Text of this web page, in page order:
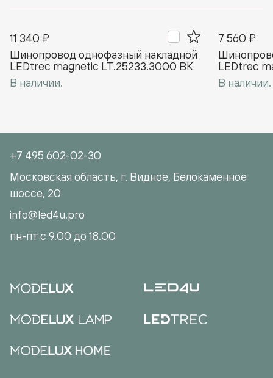
11 340 ₽
Шинопровод однофазный накладной
LEDtrec magnetic LT.25233.3000 BK
В наличии.
7 560 ₽
LEDtrec
В наличии.
+7 495 602-02-30
Московская область, г. Видное, Белокаменное
шоссе, 20
info@led4u.pro
пн-пт с 9.00 до 18.00